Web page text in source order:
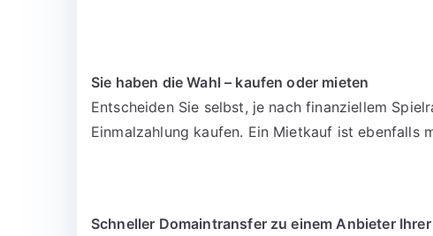
Sie haben die Wahl – kaufen oder mieten
Entscheiden Sie selbst, je nach finanziellem
Einmalzahlung kaufen. Ein Mietkauf ist ebenfalls
Schneller Domaintransfer zu einem Anbieter Ihrer